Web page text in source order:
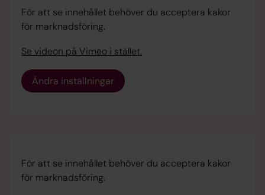
För att se innehållet behöver du acceptera kakor
för marknadsföring.
Se videon på Vimeo i stället.
Ändra inställningar
För att se innehållet behöver du acceptera kakor
för marknadsföring.